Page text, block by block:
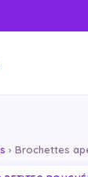
› Brochettes